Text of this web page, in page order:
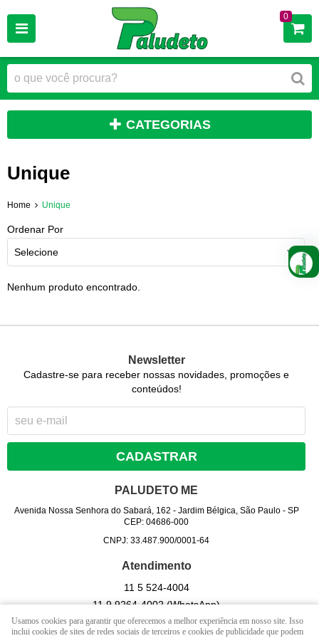
0
CATEGORIAS
Unique
Home Unique
Ordenar Por
Selecione
Nenhum produto encontrado.
Newsletter
Cadastre-se para receber nossas novidades, promoções e
conteúdos!
CADASTRAR
PALUDETO ME
Avenida Nossa Senhora do Sabará, 162 - Jardim Bélgica, São Paulo- SP
CEP: 04686-000
CNPJ: 33.487.900/0001-64
Atendimento
11 5524-4004
11 99264-4002(WhatsApp)
Seg - Sex 09hrs às 17 hrs. / Sab - 09 hrs às 13 hrs. (exceto
Usamos cookies para garantir que oferecemos a melhor experiência em nosso site. Isso
inclui cookies de sites de redes sociais de terceiros e cookies de publicidade que podem